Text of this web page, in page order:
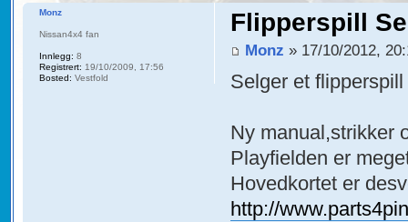
Flipperspill
Monz » 17/10/2012,
Selger et
Ny manual,strikker
Playfielden er
Hovedkortet er
http://
Monz
Nissan4x4 fan
Innlegg: 8
Registrert: 19/10/2009, 17:56
Bosted: Vestfold